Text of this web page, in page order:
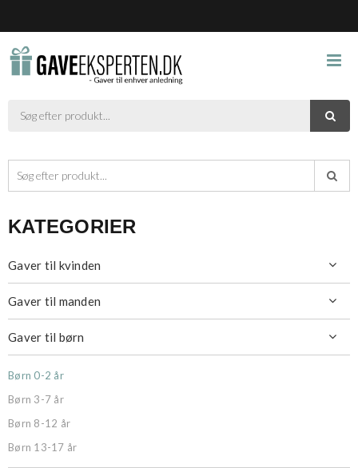



KATEGORIER
Gaver til kvinden 
Gaver til manden 
Gaver til børn 
Børn 0-2 år
Børn 3-7 år
Børn 8-12 år
Børn 13-17 år